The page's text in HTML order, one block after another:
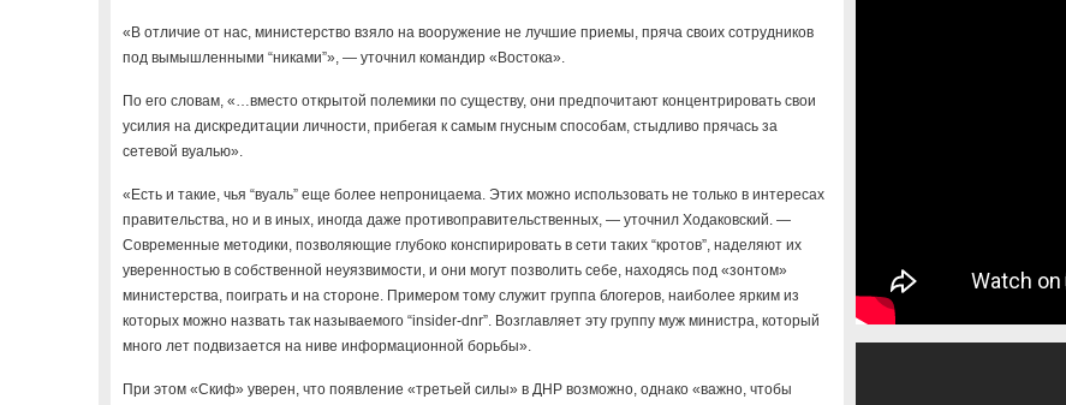
«В отличие от нас, министерство взяло на вооружение не лучшие приемы, пряча своих сотрудников
под вымышленными “никами”», — уточнил командир «Востока».
По его словам, «…вместо открытой полемики по существу, они предпочитают концентрировать свои
усилия на дискредитации личности, прибегая к самым гнусным способам, стыдливо прячась за
сетевой вуалью».
«Есть и такие, чья “вуаль” еще более непроницаема. Этих можно использовать не только в интересах
правительства, но и в иных, иногда даже противоправительственных, — уточнил Ходаковский. —
Современные методики, позволяющие глубоко конспирировать в сети таких “кротов”, наделяют их
уверенностью в собственной неуязвимости, и они могут позволить себе, находясь под «зонтом»
министерства, поиграть и на стороне. Примером тому служит группа блогеров, наиболее ярким из
которых можно назвать так называемого “insider-dnr”. Возглавляет эту группу муж министра, который
много лет подвизается на ниве информационной борьбы».
При этом «Скиф» уверен, что появление «третьей силы» в ДНР возможно, однако «важно, чтобы